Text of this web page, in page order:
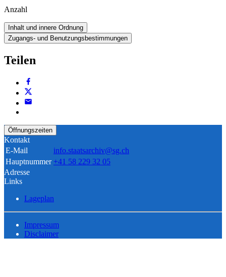
Anzahl
Inhalt und innere Ordnung
Zugangs- und Benutzungsbestimmungen
Teilen
Öffnungszeiten
Kontakt
E-Mail
info.staatsarchiv@sg.ch
Hauptnummer +41 58 229 32 05
Adresse
Links
Lageplan
Impressum
Disclaimer